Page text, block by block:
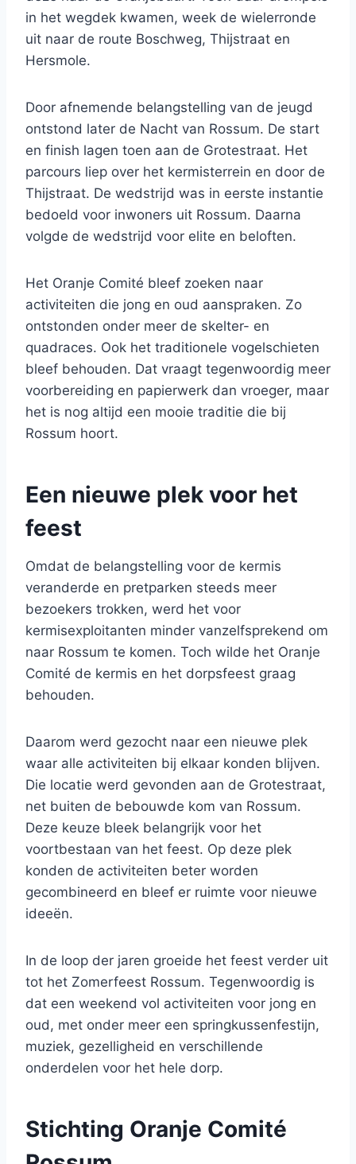
in het wegdek kwamen, week de wielerronde
uit naar de route Boschweg, Thijstraat en
Hersmole.
Door afnemende belangstelling van de jeugd
ontstond later de Nacht van Rossum. De start
en finish lagen toen aan de Grotestraat. Het
parcours liep over het kermisterrein en door de
Thijstraat. De wedstrijd was in eerste instantie
bedoeld voor inwoners uit Rossum. Daarna
volgde de wedstrijd voor elite en beloften.
Het Oranje Comité bleef zoeken naar
activiteiten die jong en oud aanspraken. Zo
ontstonden onder meer de skelter- en
quadraces. Ook het traditionele vogelschieten
bleef behouden. Dat vraagt tegenwoordig meer
voorbereiding en papierwerk dan vroeger, maar
het is nog altijd een mooie traditie die bij
Rossum hoort.
Een nieuwe plek voor het
feest
Omdat de belangstelling voor de kermis
veranderde en pretparken steeds meer
bezoekers trokken, werd het voor
kermisexploitanten minder vanzelfsprekend om
naar Rossum te komen. Toch wilde het Oranje
Comité de kermis en het dorpsfeest graag
behouden.
Daarom werd gezocht naar een nieuwe plek
waar alle activiteiten bij elkaar konden blijven.
Die locatie werd gevonden aan de Grotestraat,
net buiten de bebouwde kom van Rossum.
Deze keuze bleek belangrijk voor het
voortbestaan van het feest. Op deze plek
konden de activiteiten beter worden
gecombineerd en bleef er ruimte voor nieuwe
ideeën.
In de loop der jaren groeide het feest verder uit
tot het Zomerfeest Rossum. Tegenwoordig is
dat een weekend vol activiteiten voor jong en
oud, met onder meer een springkussenfestijn,
muziek, gezelligheid en verschillende
onderdelen voor het hele dorp.
Stichting Oranje Comité